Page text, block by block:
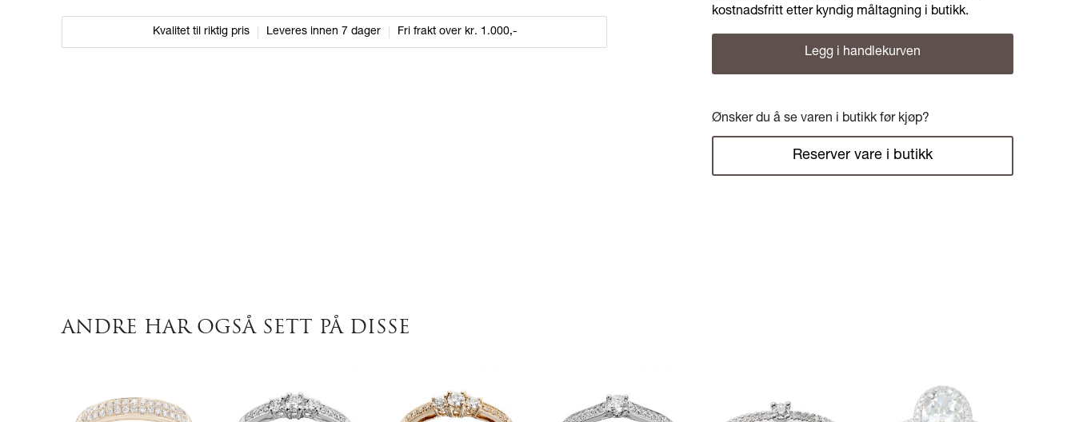
Kvalitet til riktig pris Leveres innen 7 dager Fri frakt over kr. 1.000,-
kostnadsfritt etter kyndig måltagning i butikk.
Legg i handlekurven
Ønsker du å se varen i butikk før kjøp?
Reserver vare i butikk
ANDRE HAR OGSÅ SETT PÅ DISSE